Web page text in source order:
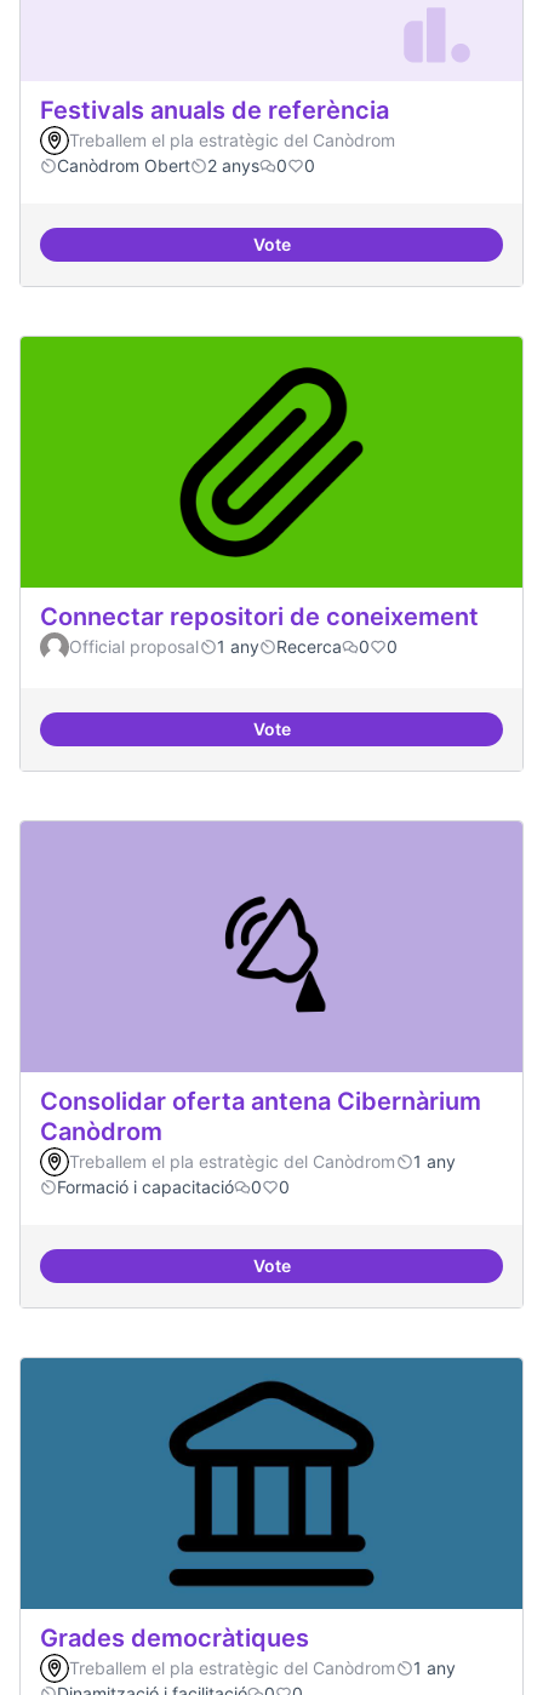
Festivals anuals de referència
Treballem el pla estratègic del Canòdrom
Canòdrom Obert
2 anys 0 0
VoteFestivals anuals de referència
Connectar repositori de coneixement
Official proposal 1 any Recerca 0 0
VoteConnectar repositori de
Consolidar oferta antena Cibernàrium
Canòdrom
Treballem el pla estratègic del Canòdrom
1 any
Formació i capacitació
0 0
VoteConsolidar oferta antena
Grades democràtiques
Treballem el pla estratègic del Canòdrom
1 any